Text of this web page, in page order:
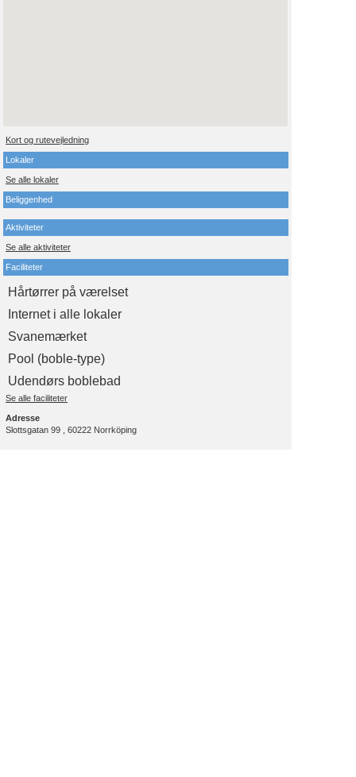
Kort og rutevejledning
Lokaler
Se alle lokaler
Beliggenhed
Aktiviteter
Se alle aktiviteter
Faciliteter
Hårtørrer på værelset
Internet i alle lokaler
Svanemærket
Pool (boble-type)
Udendørs boblebad
Se alle faciliteter
Adresse
Slottsgatan 99 , 60222 Norrköping